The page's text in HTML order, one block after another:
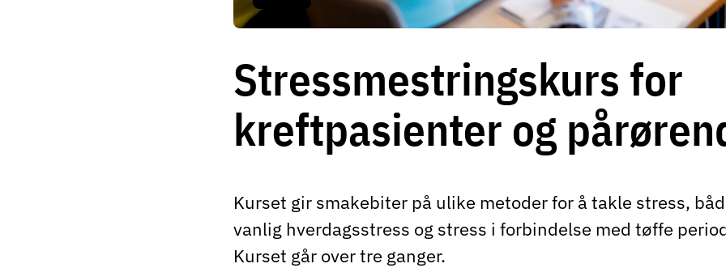
Stressmestringskurs for
kreftpasienter og
Kurset gir smakebiter på ulike metoder for å takle stress,
vanlig hverdagsstress og stress i forbindelse med tøffe
Kurset går over tre ganger.